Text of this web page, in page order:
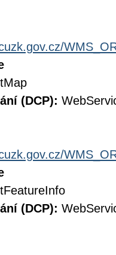
(DCP):
(DCP):